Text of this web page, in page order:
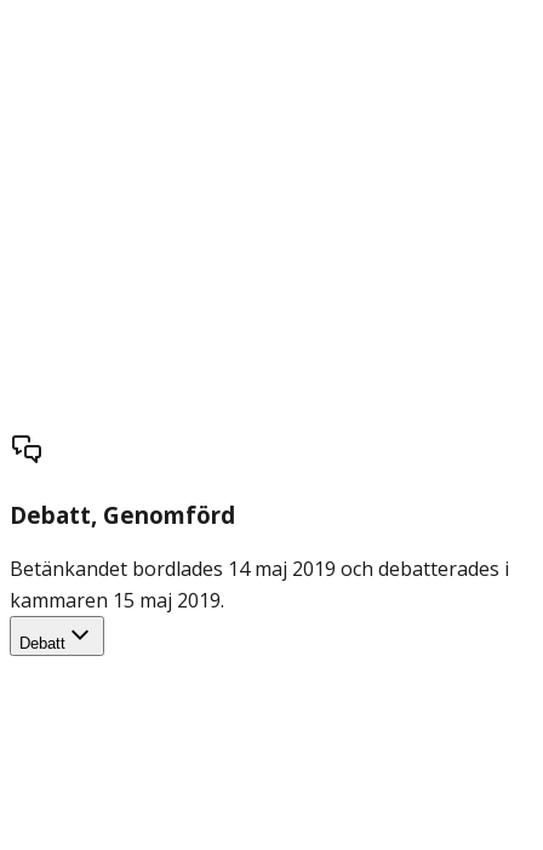
Debatt, Genomförd
Betänkandet bordlades 14 maj 2019 och debatterades i
kammaren 15 maj 2019.
Debatt